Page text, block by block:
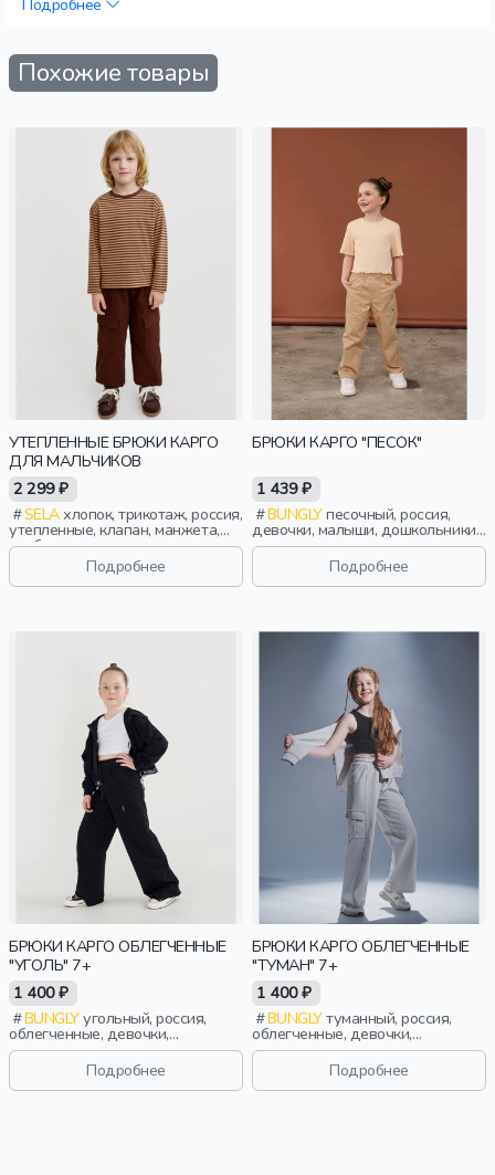
Подробнее
Похожие товары
УТЕПЛЕННЫЕ БРЮКИ КАРГО
ДЛЯ МАЛЬЧИКОВ
2 299 ₽
SELAхлопок, трикотаж, россия,
утепленные, клапан, манжета,
свободные, кулиска, пояс,
эластичные, мальчики, дети
Подробнее
БРЮКИ КАРГО "ПЕСОК"
1 439 ₽
BUNGLYпесочный, россия,
девочки, малыши, дошкольники,
дети
Подробнее
БРЮКИ КАРГО ОБЛЕГЧЕННЫЕ
"УГОЛЬ" 7+
1 400 ₽
BUNGLYугольный, россия,
облегченные, девочки,
школьники, подростки, дети
Подробнее
БРЮКИ КАРГО ОБЛЕГЧЕННЫЕ
"ТУМАН" 7+
1 400 ₽
BUNGLYтуманный, россия,
облегченные, девочки,
школьники, подростки, дети
Подробнее